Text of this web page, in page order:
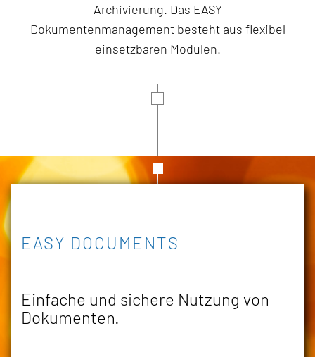
Archivierung. Das EASY
Dokumentenmanagement besteht aus flexibel
einsetzbaren Modulen.
EASY DOCUMENTS
Einfache und sichere Nutzung von
Dokumenten.